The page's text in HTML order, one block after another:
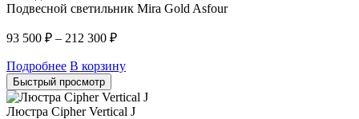
Подвесной светильник Mira Gold Asfour
93 500 ₽ – 212 300 ₽
Подробнее В корзину
Быстрый просмотр
Люстра Cipher Vertical J